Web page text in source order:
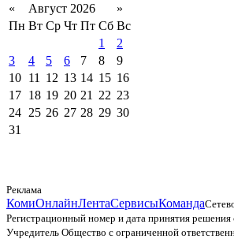
« Август 2026
»
Пн Вт Ср Чт Пт Сб Вс
1
2
3
4 5 6 7 8
9
10 11 12 13 14 15 16
17 18 19 20 21 22 23
24 25 26 27 28 29 30
31
Реклама
КомиОнлайнЛентаСервисыКоманда
Регистрационный номер и дата принятия
Учредитель Общество с ограниченной